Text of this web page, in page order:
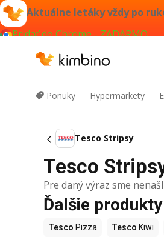
Aktuálne letáky vždy po
Pridať do Chrome - ZADARMO
Ponuky Hypermarkety
Tesco Stripsy
Tesco
Pre daný výraz sme
Ďalšie
Tesco Pizza Tesco Kiwi